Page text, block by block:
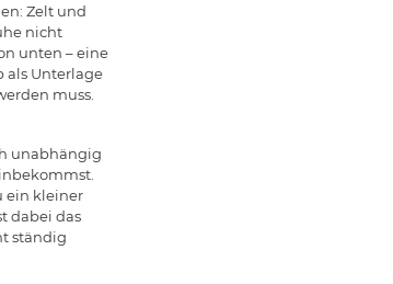
Zelt und
nicht
unten – eine
als Unterlage
muss.
unabhängig
ein kleiner
dabei das
ständig